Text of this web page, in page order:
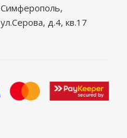
Симферополь,
ул.Серова, д.4, кв.17